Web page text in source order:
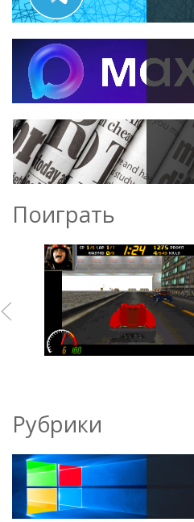
Поиграть
Рубрики